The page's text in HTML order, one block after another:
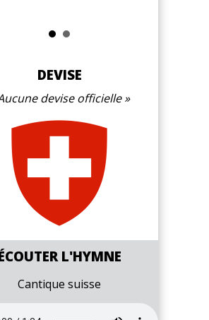
DEVISE
devise officielle
L'HYMNE
Cantique suisse